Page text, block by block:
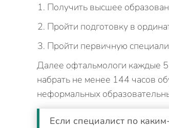
Получить высшее
Пройти подготовку в
Пройти первичную
Далее офтальмологи каждые
набрать не менее 144 часов
неформальных
Если специалист по